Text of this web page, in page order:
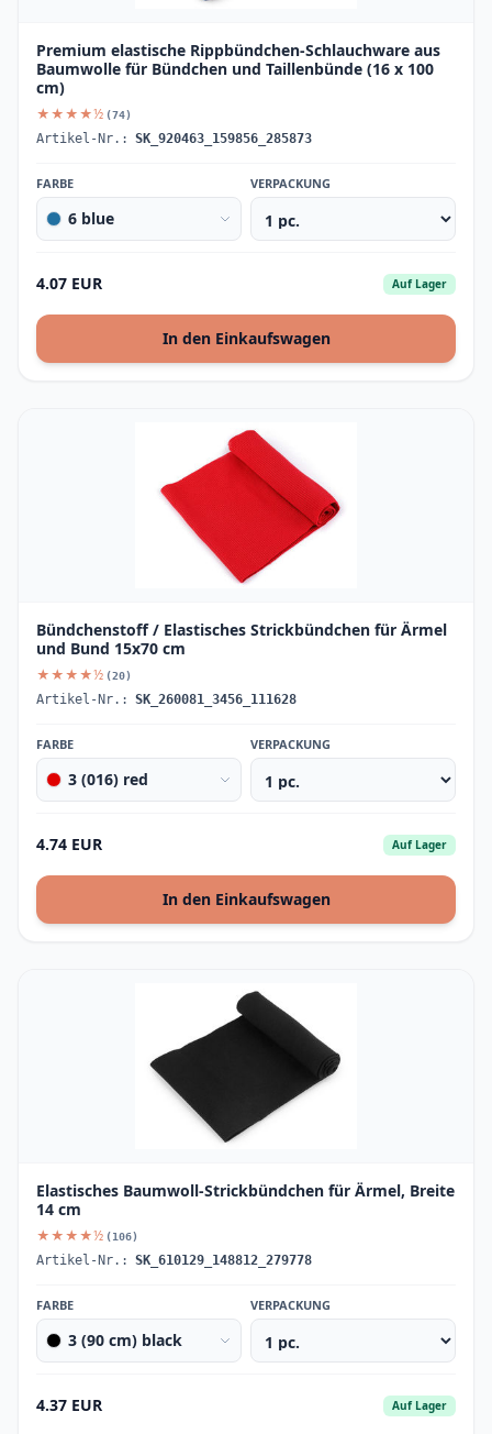
Premium elastische Rippbündchen-Schlauchware aus
Baumwolle für Bündchen und Taillenbünde (16 x 100
cm)
★★★★½ (74)
Artikel-Nr.: SK_920463_159856_285873
FARBE
6 blue
VERPACKUNG
4.07 EUR Auf Lager
In den Einkaufswagen
Bündchenstoff / Elastisches Strickbündchen für Ärmel
und Bund 15x70 cm
★★★★½ (20)
Artikel-Nr.: SK_260081_3456_111628
FARBE
3 (016) red
VERPACKUNG
4.74 EUR Auf Lager
In den Einkaufswagen
Elastisches Baumwoll-Strickbündchen für Ärmel, Breite
14 cm
★★★★½ (106)
Artikel-Nr.: SK_610129_148812_279778
FARBE
3 (90 cm) black
VERPACKUNG
4.37 EUR Auf Lager